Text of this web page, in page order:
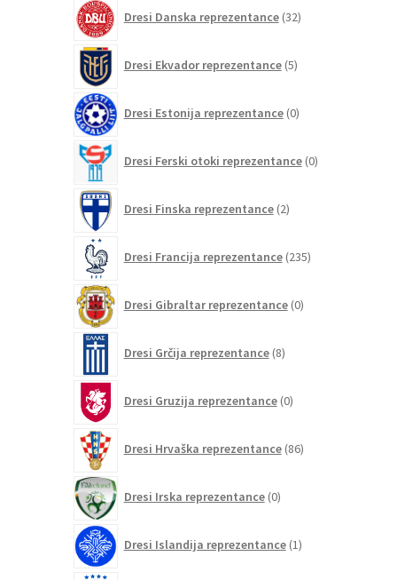
Dresi Danska reprezentance 32izdelkov
Dresi Ekvador reprezentance 5izdelkov
Dresi Estonija reprezentance 0izdelkov
Dresi Ferski otoki reprezentance 0izdelkov
Dresi Finska reprezentance 2izdelka
Dresi Francija reprezentance 235izdelkov
Dresi Gibraltar reprezentance 0izdelkov
Dresi Grčija reprezentance 8izdelkov
Dresi Gruzija reprezentance 0izdelkov
Dresi Hrvaška reprezentance 86izdelkov
Dresi Irska reprezentance 0izdelkov
Dresi Islandija reprezentance 1izdelek